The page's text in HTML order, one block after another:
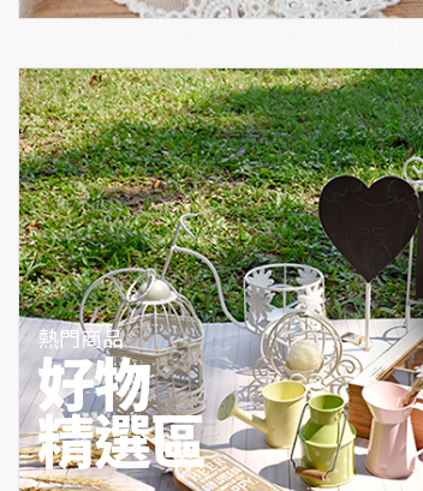
熱門商品
好物
精選區